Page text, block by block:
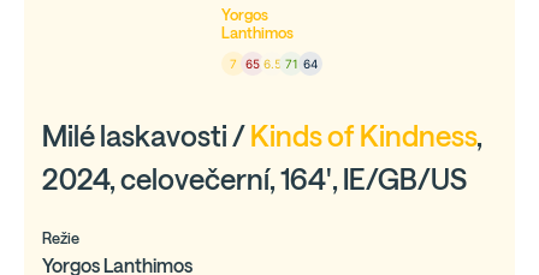
Yorgos
Lanthimos
7 65 6.5 71 64
Milé laskavosti / Kinds of Kindness,
2024, celovečerní, 164', IE/GB/US
Režie
Yorgos Lanthimos